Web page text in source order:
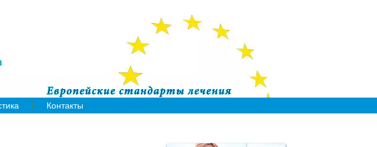
Контакты